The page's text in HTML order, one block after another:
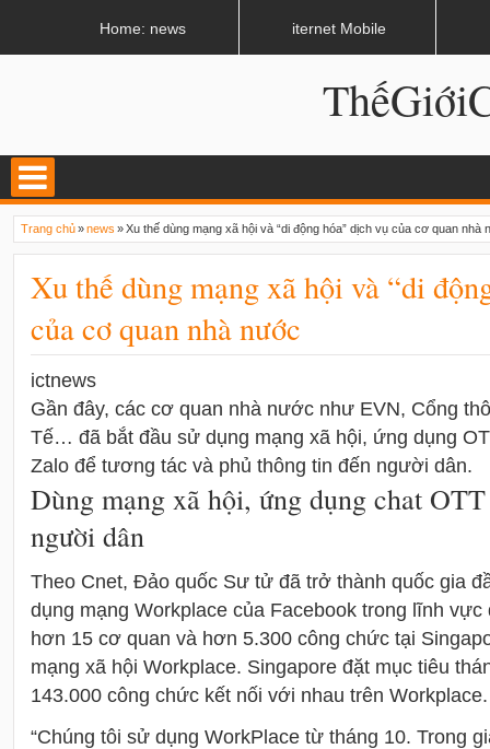
Trang chủ»news »Xu thế dùng mạng xã hội và “di động hóa” dịch vụ của cơ quan nhà
Xu thế dùng mạng xã hội và “di
của cơ quan nhà nước
ictnews
Gần đây, các cơ quan nhà nước như EVN, Cổng
Tế… đã bắt đầu sử dụng mạng xã hội, ứng dụng
Zalo để tương tác và phủ thông tin đến người dân.
Dùng mạng xã hội, ứng dụng chat
người dân
Theo Cnet, Đảo quốc Sư tử đã trở thành quốc gia
dụng mạng Workplace của Facebook trong lĩnh vực
hơn 15 cơ quan và hơn 5.300 công chức tại
mạng xã hội Workplace. Singapore đặt mục tiêu
143.000 công chức kết nối với nhau trên Workplace.
“Chúng tôi sử dụng WorkPlace từ tháng 10. Trong
Home: news iternet Mobile